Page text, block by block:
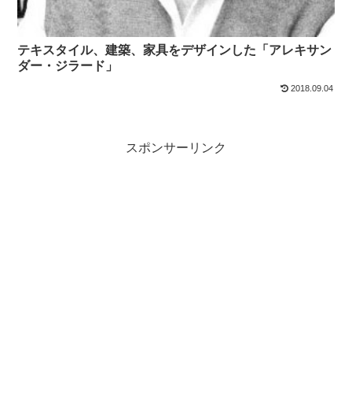
テキスタイル、建築、家具をデザインした「アレキサン
ダー・ジラード」
2018.09.04
スポンサーリンク